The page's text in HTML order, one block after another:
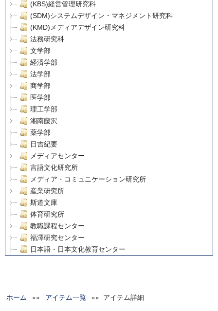
(KBS)経営管理研究科
(SDM)システムデザイン・マネジメント研究科
(KMD)メディアデザイン研究科
法務研究科
文学部
経済学部
法学部
商学部
医学部
理工学部
湘南藤沢
薬学部
日吉紀要
メディアセンター
言語文化研究所
メディア・コミュニケーション研究所
産業研究所
斯道文庫
体育研究所
教職課程センター
福澤研究センター
日本語・日本文化教育センター
グローバルリサーチインスティテュート
ホーム »» アイテム一覧 »» アイテム詳細